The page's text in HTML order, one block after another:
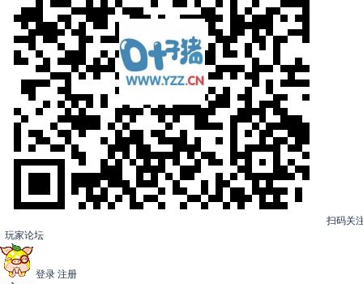
扫码关
玩家论坛
登录 注册